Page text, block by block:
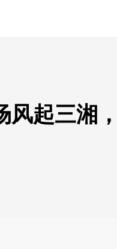
风起三湘